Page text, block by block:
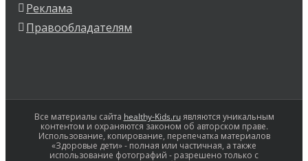
Реклама
Правообладателям
Все материалы сайта healthy-Kids.ruявляются уникальным
контентом и охраняются законом об авторском праве.
Использование, копирование, перепечатка материалов
«Здоровые дети» - полная или частичная, а также
использование фотографий - разрешено только с